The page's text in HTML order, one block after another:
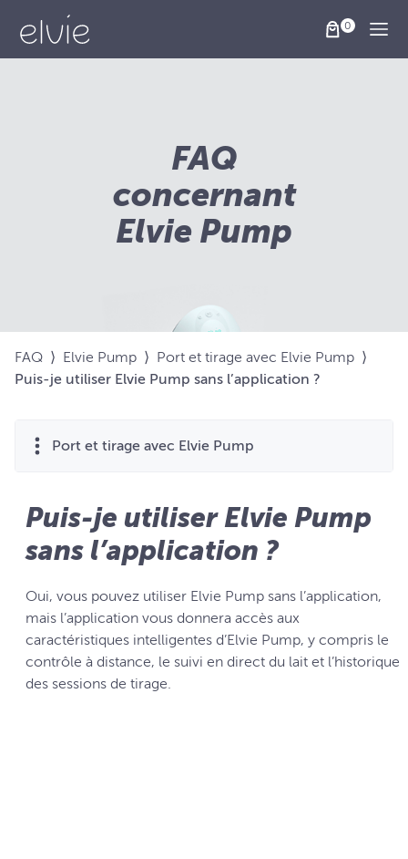
FAQ
concernant
Elvie Pump
FAQ ⟩ Elvie Pump ⟩ Port et tirage avec Elvie Pump ⟩
Puis-je utiliser Elvie Pump sans l’application ?
Port et tirage avec Elvie Pump
Puis-je utiliser Elvie Pump
sans l’application ?
Oui, vous pouvez utiliser Elvie Pump sans l’application,
mais l’application vous donnera accès aux
caractéristiques intelligentes d’Elvie Pump, y compris le
contrôle à distance, le suivi en direct du lait et l’historique
des sessions de tirage.